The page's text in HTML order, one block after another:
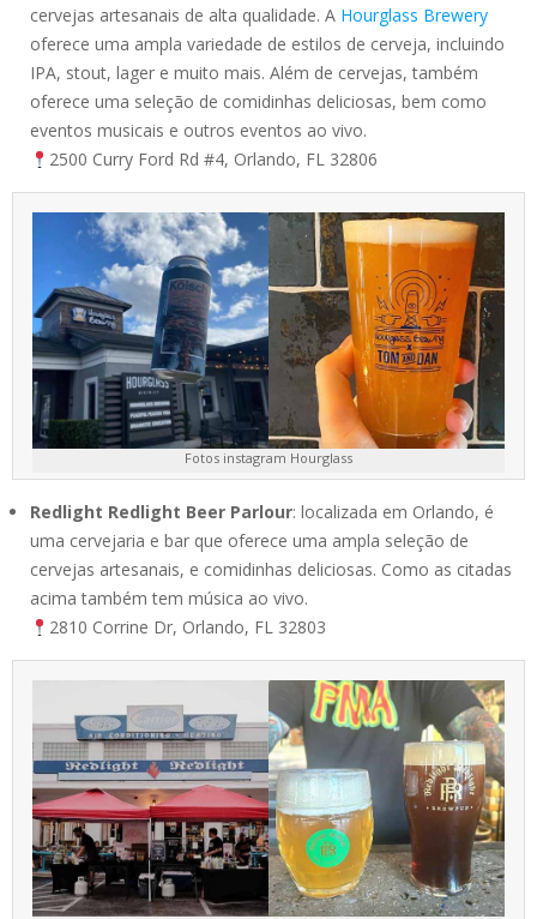
cervejas artesanais de alta qualidade. A Hourglass Brewery
oferece uma ampla variedade de estilos de cerveja, incluindo
IPA, stout, lager e muito mais. Além de cervejas, também
oferece uma seleção de comidinhas deliciosas, bem como
eventos musicais e outros eventos ao vivo.
2500 Curry Ford Rd #4, Orlando, FL 32806
Fotos instagram Hourglass
Redlight Redlight Beer Parlour: localizada em Orlando, é
uma cervejaria e bar que oferece uma ampla seleção de
cervejas artesanais, e comidinhas deliciosas. Como as citadas
acima também tem música ao vivo.
2810 Corrine Dr, Orlando, FL 32803